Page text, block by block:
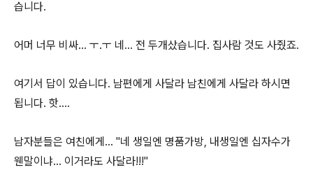
습니다.
어머 너무 비싸... ㅜ.ㅜ 네... 전 두개샀습니다. 집사람 것도 사줬죠.
여기서 답이 있습니다. 남편에게 사달라 남친에게 사달라 하시면
됩니다. 핫....
남자분들은 여친에게... "네 생일엔 명품가방, 내생일엔 십자수가
웬말이냐... 이거라도 사달라!!!"